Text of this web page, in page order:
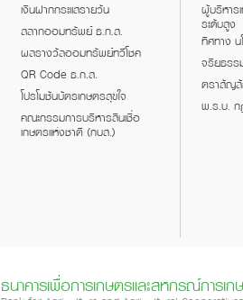
เงินฝากกระแสรายวัน
สลากออมทรัพย์ ธ.ก.ส.
ผลรางวัลออมทรัพย์ทวีโชค
QR Code ธ.ก.ส.
โปรโมชันบัตรเกษตรสุขใจ
คณะกรรมการบริหารสินเชื่อ
เกษตรแห่งชาติ (กบส.)
ผู้บริหาร
ระดับสูง
ทิศทาง น
จริยธรร
ตราสัญ
พ.ร.บ. ก
ธนาคารเพื่อการเกษตรและสหกรณ์การเก